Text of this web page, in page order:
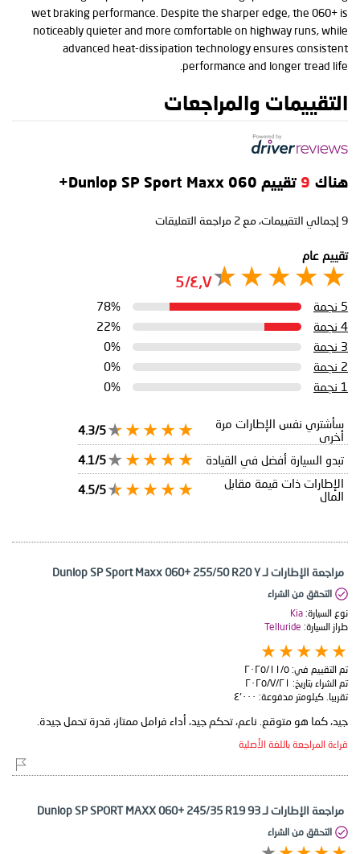
wet braking performance. Despite the sharper edge, the 060+ is
noticeably quieter and more comfortable on highway runs, while
advanced heat-dissipation technology ensures consistent
performance and longer tread life.
التقييمات والمراجعات
هناك 9 تقييم Dunlop SP Sport Maxx 060+
9 إجمالي التقييمات، مع 2 مراجعة التعليقات
تقييم عام
٤٫٧/5
5 نجمة
78%
4 نجمة
22%
3 نجمة
0%
2 نجمة
0%
1 نجمة
0%
سأشتري نفس الإطارات مرة
أخرى
4.3/5
تبدو السيارة أفضل في القيادة
4.1/5
الإطارات ذات قيمة مقابل
المال
4.5/5
مراجعة الإطارات لـ Dunlop SP Sport Maxx 060+ 255/50 R20 Y
التحقق من الشراء
نوع السيارة: Kia
طراز السيارة: Telluride
تم التقييم في: ٥‏/١١‏/٢٠٢٥
تم الشراء بتاريخ: ٢١‏/٧‏/٢٠٢٥
تقريبا. كيلومتر مدفوعة: ٤٬٠٠٠
جيد، كما هو متوقع. ناعم، تحكم جيد، أداء فرامل ممتاز، قدرة تحمل جيدة.
قراءة المراجعة باللغة الأصلية
مراجعة الإطارات لـ Dunlop SP SPORT MAXX 060+ 245/35 R19 93
التحقق من الشراء